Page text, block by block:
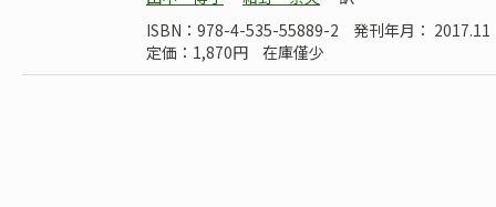
ISBN：978-4-535-55889-2
発刊年月： 2017.11
定価：1,870円
在庫僅少